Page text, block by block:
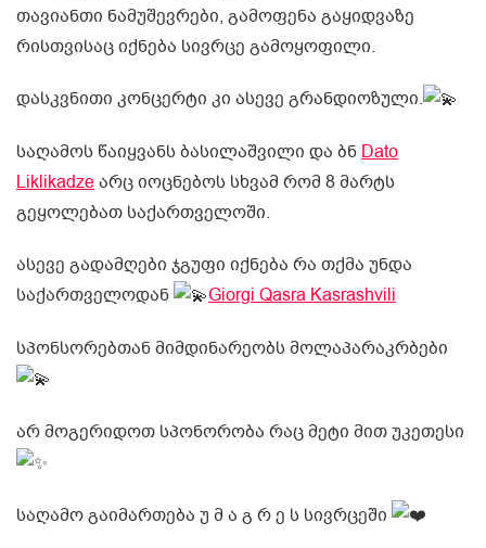
თავიანთი ნამუშევრები, გამოფენა გაყიდვაზე
რისთვისაც იქნება სივრცე გამოყოფილი.
დასკვნითი კონცერტი კი ასევე გრანდიოზული.
საღამოს წაიყვანს ბასილაშვილი და ბნ Dato
Liklikadzeარც იოცნებოს სხვამ რომ 8 მარტს
გეყოლებათ საქართველოში.
ასევე გადამღები ჯგუფი იქნება რა თქმა უნდა
საქართველოდან
Giorgi Qasra Kasrashvili
სპონსორებთან მიმდინარეობს მოლაპარაკრბები
არ მოგერიდოთ სპონორობა რაც მეტი მით უკეთესი
საღამო გაიმართება უ მ ა გ რ ე ს სივრცეში